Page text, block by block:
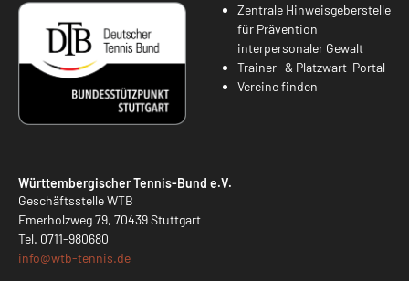
Zentrale Hinweisgeberstelle
für Prävention
interpersonaler Gewalt
Trainer- & Platzwart-Portal
Vereine finden
Württembergischer Tennis-Bund e.V.
Geschäftsstelle WTB
Emerholzweg 79, 70439 Stuttgart
Tel. 0711-980680
info@wtb-tennis.de